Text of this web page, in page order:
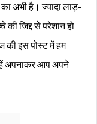
अभी है। ज्यादा लाड़-
की जिद्द से परेशान हो
की इस पोस्ट में हम
अपनाकर आप अपने